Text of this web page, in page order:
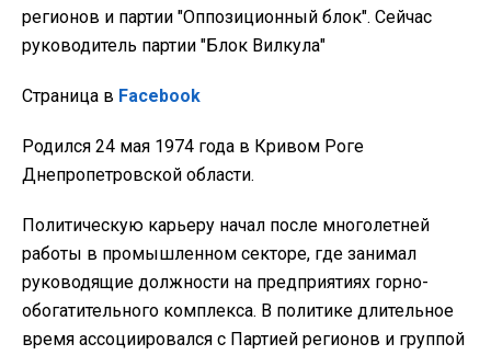
регионов и партии "Оппозиционный блок". Сейчас
руководитель партии "Блок Вилкула"
Страница в Facebook
Родился 24 мая 1974 года в Кривом Роге
Днепропетровской области.
Политическую карьеру начал после многолетней
работы в промышленном секторе, где занимал
руководящие должности на предприятиях горно-
обогатительного комплекса. В политике длительное
время ассоциировался с Партией регионов и группой